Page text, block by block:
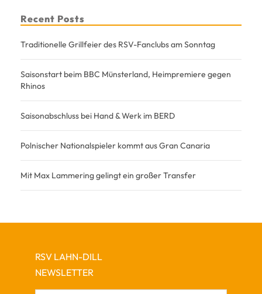
Recent Posts
Traditionelle Grillfeier des RSV-Fanclubs am Sonntag
Saisonstart beim BBC Münsterland, Heimpremiere gegen
Rhinos
Saisonabschluss bei Hand & Werk im BERD
Polnischer Nationalspieler kommt aus Gran Canaria
Mit Max Lammering gelingt ein großer Transfer
RSV LAHN-DILL
NEWSLETTER